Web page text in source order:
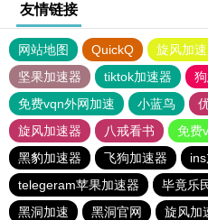
友情链接
网站地图 QuickQ 旋风加
坚果加速器
tiktok加速器
免费vqn外网加速
小蓝鸟
旋风加速器
八戒看书
免费
黑豹加速器
飞狗加速器
telegeram苹果加速器
毕竟乐
黑洞加速
黑洞官网 旋风加